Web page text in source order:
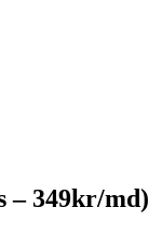
– 349kr/md)